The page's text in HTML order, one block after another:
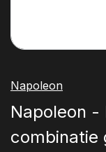
Napoleon
Napoleon -
combinatie